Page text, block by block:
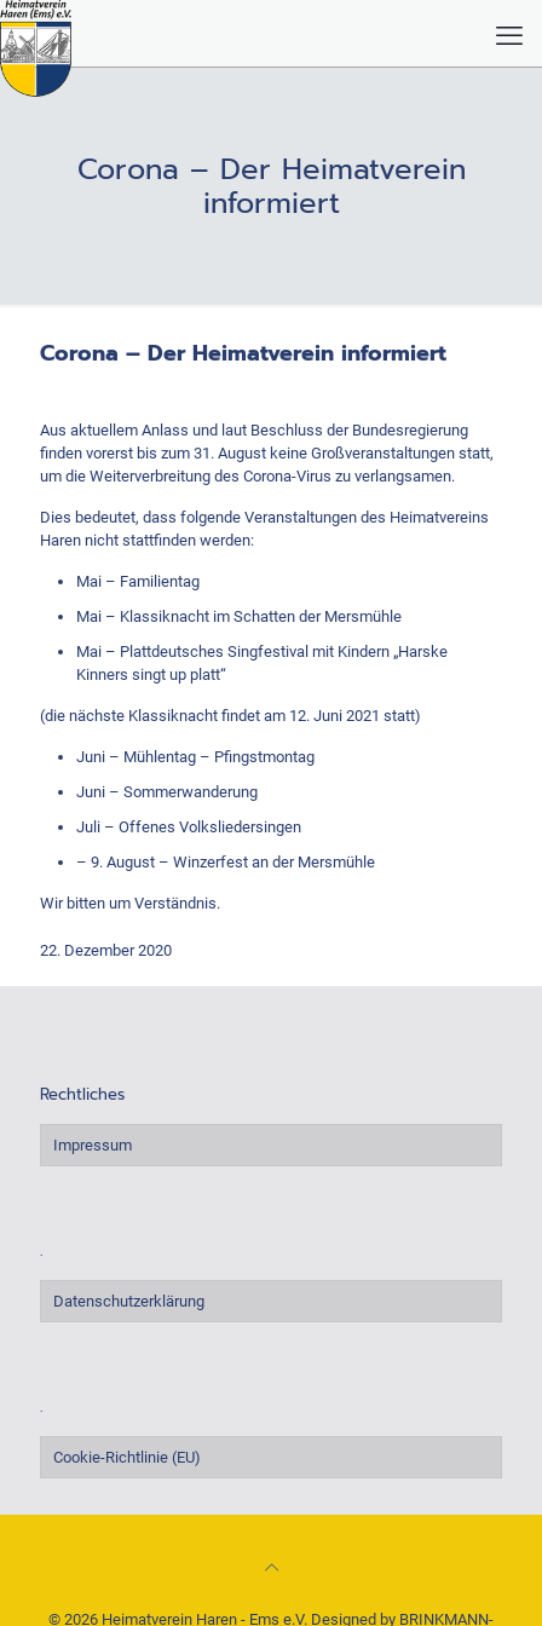
Corona – Der Heimatverein
informiert
Corona – Der Heimatverein informiert
Aus aktuellem Anlass und laut Beschluss der Bundesregierung
finden vorerst bis zum 31. August keine Großveranstaltungen statt,
um die Weiterverbreitung des Corona-Virus zu verlangsamen.
Dies bedeutet, dass folgende Veranstaltungen des Heimatvereins
Haren nicht stattfinden werden:
Mai – Familientag
Mai – Klassiknacht im Schatten der Mersmühle
Mai – Plattdeutsches Singfestival mit Kindern „Harske
Kinners singt up platt“
(die nächste Klassiknacht findet am 12. Juni 2021 statt)
Juni – Mühlentag – Pfingstmontag
Juni – Sommerwanderung
Juli – Offenes Volksliedersingen
– 9. August – Winzerfest an der Mersmühle
Wir bitten um Verständnis.
22. Dezember 2020
Rechtliches
Impressum
.
Datenschutzerklärung
.
Cookie-Richtlinie (EU)
© 2026 Heimatverein Haren - Ems e.V. Designed by BRINKMANN-